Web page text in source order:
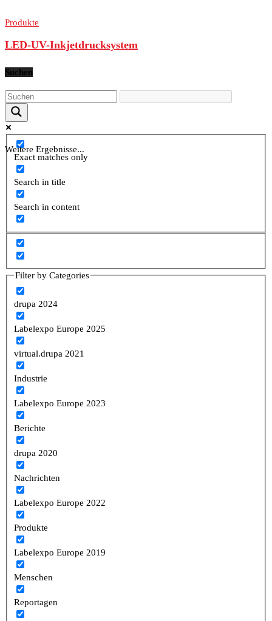
Produkte
LED-UV-Inkjetdrucksystem
Suchen
Weitere Ergebnisse...
Exact matches only
Search in title
Search in content
Filter by Categories
drupa 2024
Labelexpo Europe 2025
virtual.drupa 2021
Industrie
Labelexpo Europe 2023
Berichte
drupa 2020
Nachrichten
Labelexpo Europe 2022
Produkte
Labelexpo Europe 2019
Menschen
Reportagen